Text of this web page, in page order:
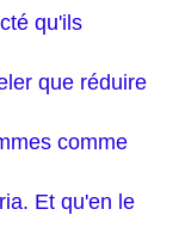
qu'ils
que réduire
comme
Et qu'en le